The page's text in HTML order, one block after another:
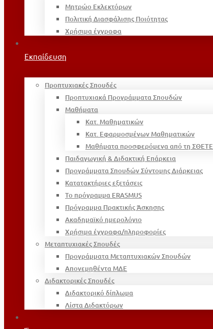
Μητρώο Εκλεκτόρων
Πολιτική Διασφάλισης Ποιότητας
Χρήσιμα έγγραφα
Εκπαίδευση
Προπτυχιακές Σπουδές
Προπτυχιακά Προγράμματα Σπουδών
Μαθήματα
Κατ. Μαθηματικών
Κατ. Εφαρμοσμένων Μαθηματικών
Μαθήματα προσφερόμενα από τη ΣΘΕΤΕ
Παιδαγωγική & Διδακτική Επάρκεια
Προγράμματα Σπουδών Σύντομης Διάρκειας
Κατατακτήριες εξετάσεις
Το πρόγραμμα ERASMUS
Πρόγραμμα Πρακτικής Άσκησης
Ακαδημαϊκό ημερολόγιο
Χρήσιμα έγγραφα/πληροφορίες
Μεταπτυχιακές Σπουδές
Προγράμματα Μεταπτυχιακών Σπουδών
Απονεμηθέντα ΜΔΕ
Διδακτορικές Σπουδές
Διδακτορικό δίπλωμα
Λίστα Διδακτόρων